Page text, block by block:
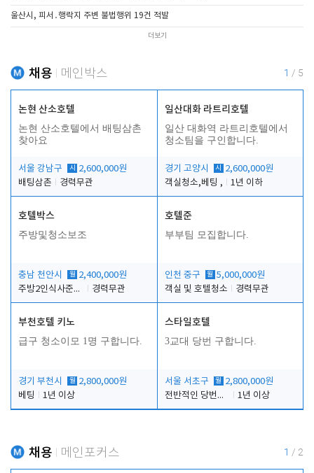
울산시, 피서․행락지 주변 불법행위 19건 적발
더보기
채용 메인박스 1 / 5
논현 산소호텔
논현 산소호텔에서 배팅삼촌
찾아요
서울 강남구 시
2,600,000원
배팅삼촌
경력무관
일산대화 라트리호텔
일산 대화역 라트리호텔에서
청소팀을 구인합니다.
경기 고양시 시
2,600,000원
객실청소,베팅 ,
1년 이하
호텔박스
주방및청소보조
충남 천안시 월 2,400,000원
주방2인식사준비및청소린렌보조
경력무관
호텔준
부부팀 모집합니다.
인천 중구 월 5,000,000원
객실 및 호텔청소
경력무관
부천호텔 키노
급구 청소이모 1명 구합니다.
경기 부천시 월 2,800,000원
베팅
1년 이상
스타일호텔
3교대 당번 구합니다.
서울 서초구 월 2,800,000원
전반적인 당번업무
1년 이상
채용 메인포커스 1 / 2